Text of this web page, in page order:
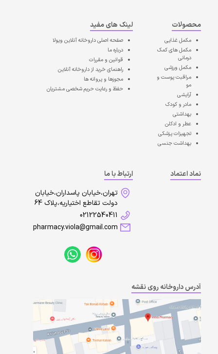
محصولات
مکمل غذایی
مکمل های کمک
درمانی
مکمل ورزشی
مراقبت پوست و
مو
آرایشی
مادر و کودک
بهداشتی
عطر و ادکلن
تجهیزات پزشکی
بهداشت جنسی
لینک های مفید
صفحه اصلیداروخانه آنلاین ویولا
درباره ما
قوانین و مقررات
راهنمای خرید از داروخانه آنلاین
مجوزها و پروانه ها
حفظ و رعایت حریم شخصی مشتریان
نماد اعتماد
ارتباط با ما
تهران،خیابان پاسداران،خیابان
دولت تقاطع اختیاریه،پلاک 64
02122540411
pharmacy.viola@gmail.com
آدرس داروخانه روی نقشه